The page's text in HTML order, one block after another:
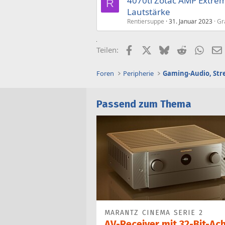
R
Lautstärke
Rentiersuppe 31. Januar 2023
Teilen: FacebookX (Twitter)
BlueskyReddit
Foren Peripherie
Passend zum Thema
MARANTZ CINEMA SERIE 2